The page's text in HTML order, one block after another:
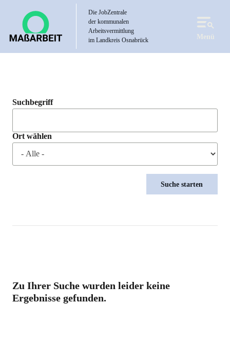
Die JobZentrale
der kommunalen
Arbeitsvermittlung
im Landkreis Osnabrück
Menü
Suchbegriff
Ort wählen
Zu Ihrer Suche wurden leider keine
Ergebnisse gefunden.